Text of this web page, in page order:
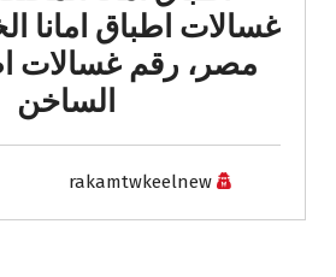
غسالات اطباق امانا
مصر، رقم غسالات
الساخن
rakamtwkeelnew